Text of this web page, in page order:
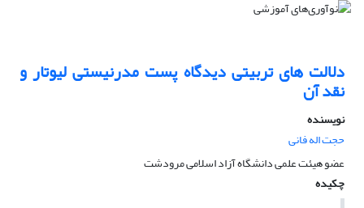
دلالت های تربیتی دیدگاه پست مدرنیستی لیوتار و
نقد آن
نویسنده
حجت اله فانی
عضو هیئت علمی دانشگاه آزاد اسلامی مرودشت
چکیده